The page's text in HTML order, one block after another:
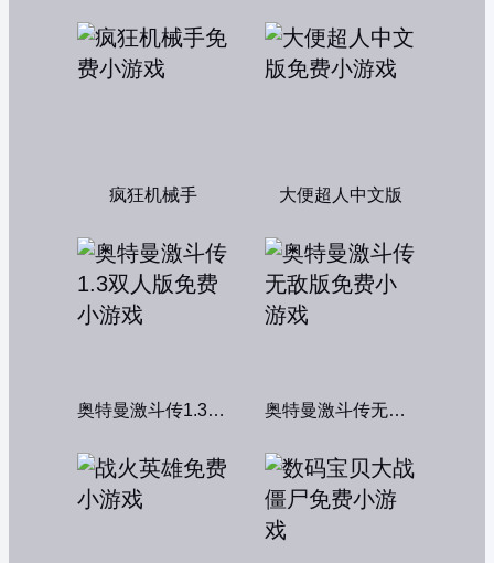
疯狂机械手 大便超人中文版
奥特曼激斗传1.3双人版 奥特曼激斗传无敌版